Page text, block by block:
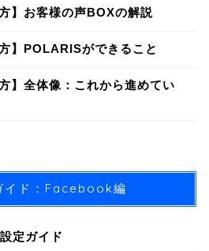
】お客様の声BOXの解説
】POLARISができること
】全体像：これから進めてい
イド：Facebook編
定ガイド